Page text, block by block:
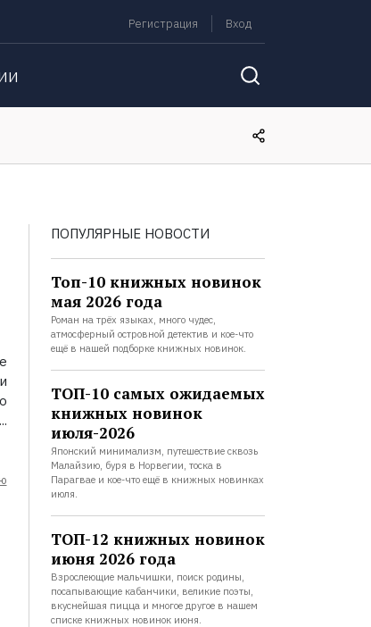
Регистрация Вход
ПОПУЛЯРНЫЕ НОВОСТИ
Топ-10 книжных новинок
мая 2026 года
Роман на трёх языках, много чудес,
атмосферный островной детектив и кое-что
ещё в нашей подборке книжных новинок.
ТОП-10 самых ожидаемых
книжных новинок
июля-2026
Японский минимализм, путешествие сквозь
Малайзию, буря в Норвегии, тоска в
Парагвае и кое-что ещё в книжных новинках
июля.
ТОП-12 книжных новинок
июня 2026 года
Взрослеющие мальчишки, поиск родины,
посапывающие кабанчики, великие поэты,
вкуснейшая пицца и многое другое в нашем
списке книжных новинок июня.